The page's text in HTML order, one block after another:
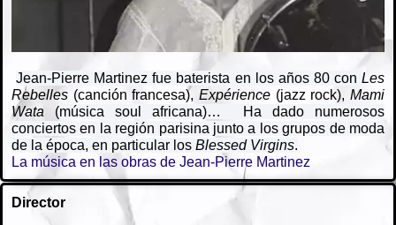
Jean-Pierre Martinez fue baterista en los años 80 conLes
Rebelles (canción francesa), Expérience (jazz rock), Mami
Wata (música soul africana)… Ha dado numerosos
conciertos en la región parisina junto a los grupos de moda
de la época, en particular los Blessed Virgins.
La música en las obras de Jean-Pierre Martinez
Director